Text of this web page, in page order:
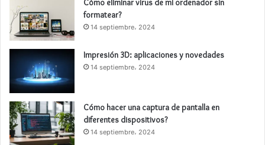
Cómo eliminar virus de mi ordenador sin
formatear?
14 septiembre، 2024
Impresión 3D: aplicaciones y novedades
14 septiembre، 2024
Cómo hacer una captura de pantalla en
diferentes dispositivos?
14 septiembre، 2024